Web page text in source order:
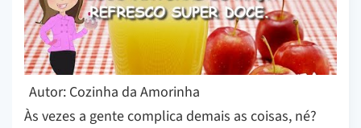
Autor: Cozinha da Amorinha
Às vezes a gente complica demais as coisas, né?